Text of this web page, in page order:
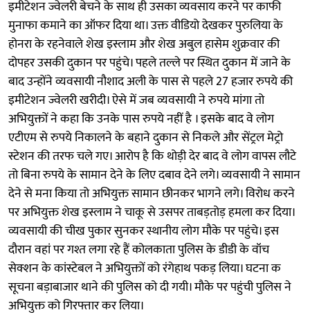
इमीटेशन ज्वेलरी बेचने के साथ ही उसका व्यवसाय करने पर काफी
मुनाफा कमाने का ऑफर दिया था। उक्त वीडियो देखकर पुरुलिया के
होनरा के रहनेवाले शेख इस्लाम और शेख अबुल हासेम शुक्रवार की
दोपहर उसकी दुकान पर पहुंचे। पहले तल्ले पर स्थित दुकान में जाने के
बाद उन्होंने व्यवसायी नौशाद अली के पास से पहले 27 हजार रुपये की
इमीटेशन ज्वेलरी खरीदी। ऐसे में जब व्यवसायी ने रुपये मांगा तो
अभियुक्तों ने कहा कि उनके पास रुपये नहीं है । इसके बाद वे लोग
एटीएम से रुपये निकालने के बहाने दुकान से निकले और सेंट्रल मेट्रो
स्टेशन की तरफ चले गए। आरोप है कि थोड़ी देर बाद वे लोग वापस लौटे
तो बिना रुपये के सामान देने के लिए दबाव देने लगे। व्यवसायी ने सामान
देने से मना किया तो अभियुक्त सामान छीनकर भागने लगे। विरोध करने
पर अभियुक्त शेख इस्लाम ने चाकू से उसपर ताबड़तोड़ हमला कर दिया।
व्यवसायी की चीख पुकार सुनकर स्थानीय लोग मौके पर पहुंचे। इस
दौरान वहां पर गश्त लगा रहे हैं कोलकाता पुलिस के डीडी के वॉच
सेक्शन के कांस्टेबल ने अभियुक्तों को रंगेहाथ पकड़ लिया। घटना क
सूचना बड़ाबाजार थाने की पुलिस को दी गयी। मौके पर पहुंची पुलिस ने
अभियुक्त को गिरफ्तार कर लिया।